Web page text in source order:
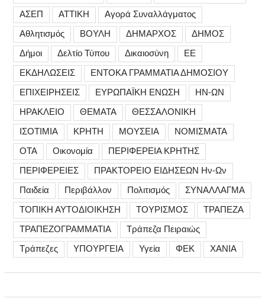
ΑΣΕΠ
ΑΤΤΙΚΗ
Αγορά Συναλλάγματος
Αθλητισμός
ΒΟΥΛΗ ΔΗΜΑΡΧΟΣ
ΔΗΜΟΣ
Δήμοι
Δελτίο Τύπου Δικαιοσύνη
ΕΕ
ΕΚΔΗΛΩΣΕΙΣ
ΕΝΤΟΚΑ ΓΡΑΜΜΑΤΙΑ ΔΗΜΟΣΙΟΥ
ΕΠΙΧΕΙΡΗΣΕΙΣ
ΕΥΡΩΠΑΪΚΗ ΕΝΩΣΗ
ΗΝ-ΩΝ
ΗΡΑΚΛΕΙΟ
ΘΕΜΑΤΑ
ΘΕΣΣΑΛΟΝΙΚΗ
ΙΣΟΤΙΜΙΑ
ΚΡΗΤΗ ΜΟΥΣΕΙΑ
ΝΟΜΙΣΜΑΤΑ
ΟΤΑ
Οικονομία
ΠΕΡΙΦΕΡΕΙΑ ΚΡΗΤΗΣ
ΠΕΡΙΦΕΡΕΙΕΣ
ΠΡΑΚΤΟΡΕΙΟ ΕΙΔΗΣΕΩΝ Ην-Ων
Παιδεία
Περιβάλλον Πολιτισμός
ΣΥΝΑΛΛΑΓΜΑ
ΤΟΠΙΚΗ ΑΥΤΟΔΙΟΙΚΗΣΗ
ΤΟΥΡΙΣΜΟΣ
ΤΡΑΠΕΖΑ
ΤΡΑΠΕΖΟΓΡΑΜΜΑΤΙΑ
Τράπεζα Πειραιώς
Τράπεζες
ΥΠΟΥΡΓΕΙΑ Υγεία ΦΕΚ ΧΑΝΙΑ